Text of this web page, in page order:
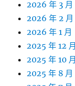
2026 年 3 月
2026 年 2 月
2026 年 1 月
2025 年 12 月
2025 年 10 月
2025 年 8 月